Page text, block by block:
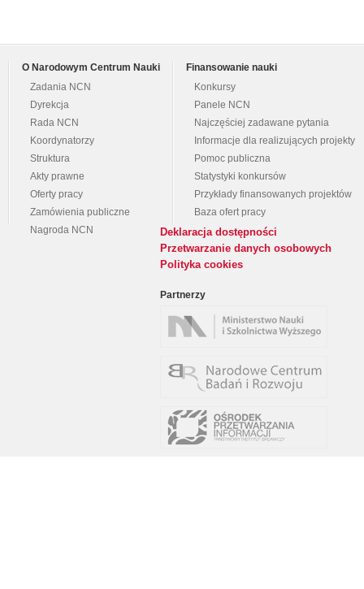
O Narodowym Centrum Nauki
Zadania NCN
Dyrekcja
Rada NCN
Koordynatorzy
Struktura
Akty prawne
Oferty pracy
Zamówienia publiczne
Nagroda NCN
Finansowanie nauki
Konkursy
Panele NCN
Najczęściej zadawane pytania
Informacje dla realizujących projekty
Pomoc publiczna
Statystyki konkursów
Przykłady finansowanych projektów
Baza ofert pracy
Deklaracja dostępności
Przetwarzanie danych osobowych
Polityka cookies
Partnerzy